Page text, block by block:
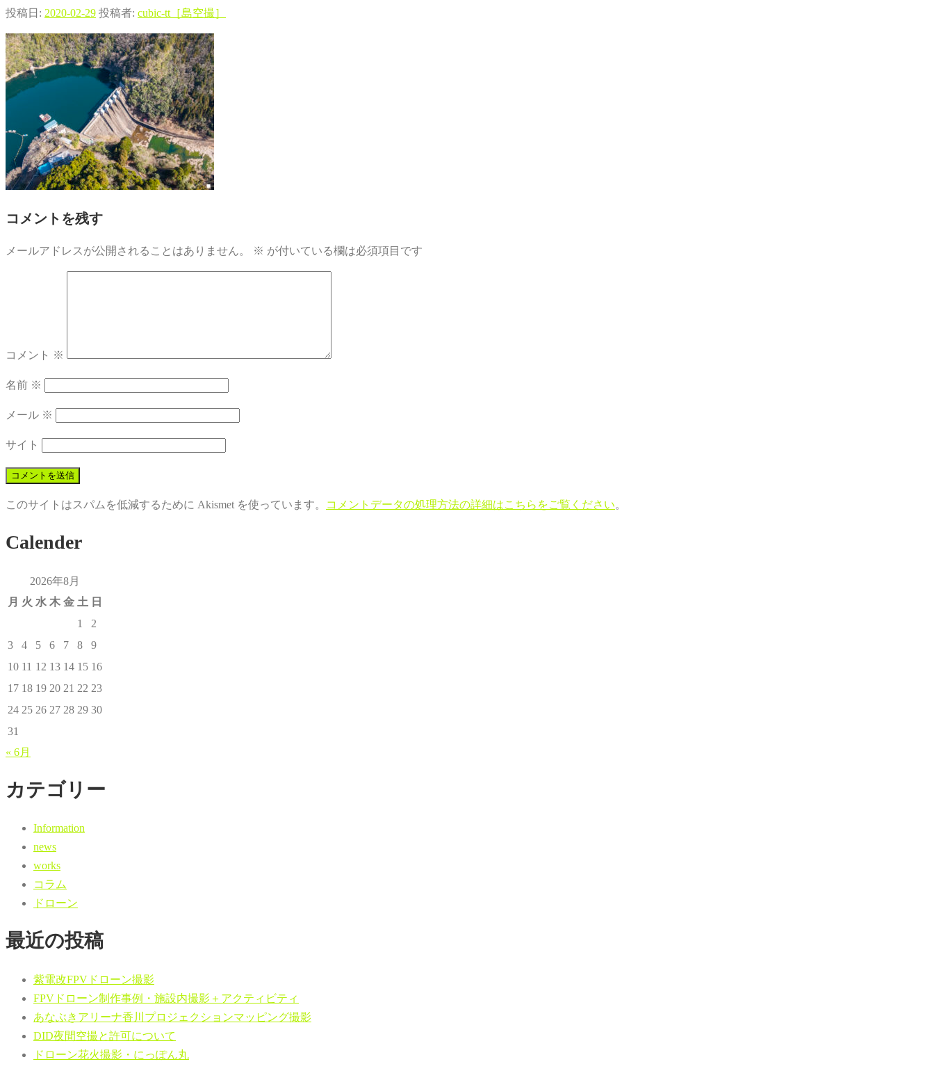
投稿日: 2020-02-29 投稿者: cubic-tt［島空撮］
コメントを残す
メールアドレスが公開されることはありません。 ※ が付いている欄は必須項目です
コメント ※
名前 ※
メール ※
サイト
このサイトはスパムを低減するために Akismet を使っています。 コメントデータの処理方法の詳細はこちらをご覧ください。
Calender
2026年8月
月 火 水 木 金 土 日
1
2
3
4 5 6 7 8
9
10 11 12 13 14 15 16
17 18 19 20 21 22 23
24 25 26 27 28 29 30
31
« 6月
カテゴリー
Information
news
works
コラム
ドローン
最近の投稿
紫電改FPVドローン撮影
FPVドローン制作事例・施設内撮影＋アクティビティ
あなぶきアリーナ香川プロジェクションマッピング撮影
DID夜間空撮と許可について
ドローン花火撮影・にっぽん丸